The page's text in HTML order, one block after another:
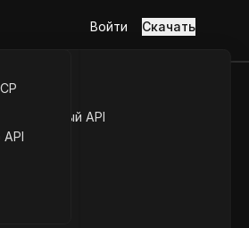
Открытый API
Войти Скачать